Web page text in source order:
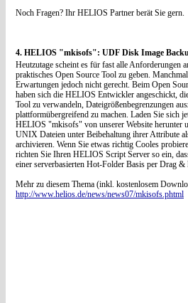
Noch Fragen? Ihr HELIOS Partner berät Sie gern.
4. HELIOS "mkisofs": UDF Disk Image
Heutzutage scheint es für fast alle Anforderungen
praktisches Open Source Tool zu geben.
Erwartungen jedoch nicht gerecht. Beim Open
haben sich die HELIOS Entwickler angeschickt,
Tool zu verwandeln, Dateigrößenbegrenzungen
plattformübergreifend zu machen. Laden Sie sich
HELIOS "mkisofs" von unserer Website herunter
UNIX Dateien unter Beibehaltung ihrer Attribute
archivieren. Wenn Sie etwas richtig Cooles
richten Sie Ihren HELIOS Script Server so ein,
einer serverbasierten Hot-Folder Basis per Drag &
Mehr zu diesem Thema (inkl. kostenlosem
http://www.helios.de/news/news07/mkisofs.phtml